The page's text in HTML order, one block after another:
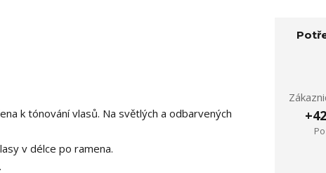
k tónování vlasů. Na světlých a odbarvených
v délce po ramena.